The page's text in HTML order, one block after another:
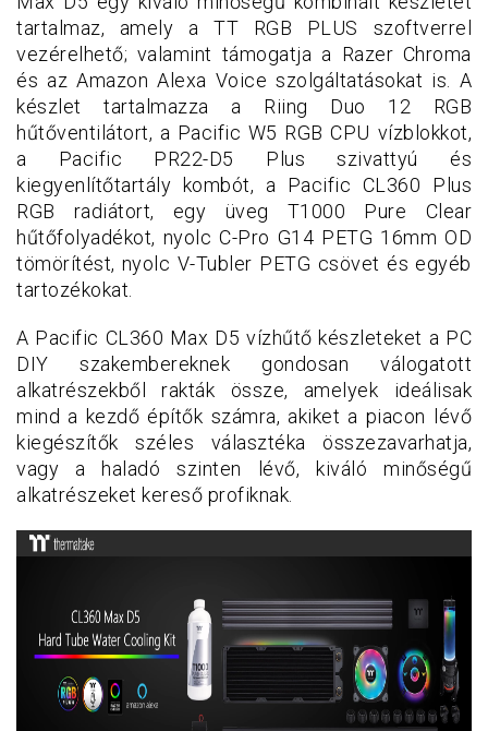
tartalmaz, amely a TT RGB PLUS szoftverrel
vezérelhető; valamint támogatja a Razer Chroma
és az Amazon Alexa Voice szolgáltatásokat is. A
készlet tartalmazza a Riing Duo 12 RGB
hűtőventilátort, a Pacific W5 RGB CPU vízblokkot,
a Pacific PR22-D5 Plus szivattyú és
kiegyenlítőtartály kombót, a Pacific CL360 Plus
RGB radiátort, egy üveg T1000 Pure Clear
hűtőfolyadékot, nyolc C-Pro G14 PETG 16mm OD
tömörítést, nyolc V-Tubler PETG csövet és egyéb
tartozékokat.
A Pacific CL360 Max D5 vízhűtő készleteket a PC
DIY szakembereknek gondosan válogatott
alkatrészekből rakták össze, amelyek ideálisak
mind a kezdő építők számra, akiket a piacon lévő
kiegészítők széles választéka összezavarhatja,
vagy a haladó szinten lévő, kiváló minőségű
alkatrészeket kereső profiknak.